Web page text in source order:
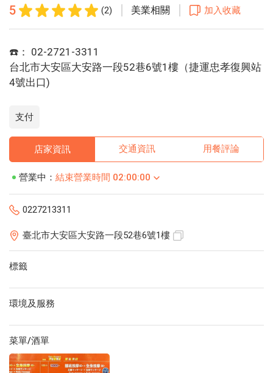
5
(2) 美業相關 加入收藏
☎️： 02-2721-3311
台北市大安區大安路一段52巷6號1樓（捷運忠孝復興站
4號出口)
支付
店家資訊 交通資訊 用餐評論
營業中： 結束營業時間 02:00:00
0227213311
臺北市大安區大安路一段52巷6號1樓
標籤
環境及服務
菜單/酒單